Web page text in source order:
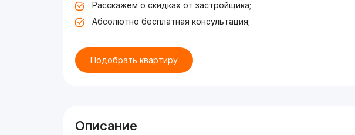
Расскажем о скидках от застройщика;
Абсолютно бесплатная консультация;
Подобрать квартиру
Описание